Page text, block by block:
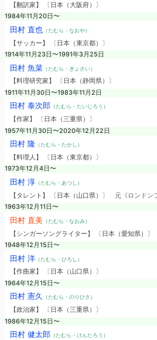
【翻訳家】 〔日本（大阪府）〕
1984年11月20日〜
田村 直也（たむら・なおや）
【サッカー】 〔日本（東京都）〕
1914年11月23日〜1991年3月25日
田村 魚菜（たむら・ぎょさい）
【料理研究家】 〔日本（静岡県）〕
1911年11月30日〜1983年11月2日
田村 泰次郎（たむら・たいじろう）
【作家】 〔日本（三重県）〕
1957年11月30日〜2020年12月22日
田村 隆（たむら・たかし）
【料理人】 〔日本（東京都）〕
1973年12月4日〜
田村 淳（たむら・あつし）
【タレント】 〔日本（山口県）〕 元《ロンドン
1963年12月11日〜
田村 直美（たむら・なおみ）
【シンガーソングライター】 〔日本（愛知県）〕
1948年12月15日〜
田村 洋（たむら・ひろし）
【作曲家】 〔日本（山口県）〕
1964年12月15日〜
田村 憲久 （たむら・のりひさ）
【政治家】 〔日本（三重県）〕
1986年12月15日〜
田村 健太郎（たむら・けんたろう）